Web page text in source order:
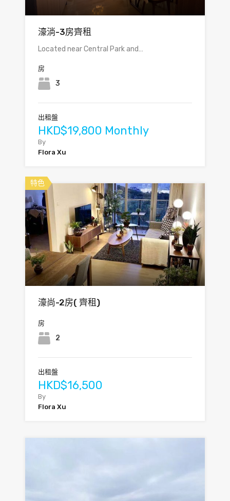
濠淌-3房齊租
Located near Central Park and…
房
3
出租盤
HKD$19,800 Monthly
By
Flora Xu
特色
濠尚-2房( 齊租)
房
2
出租盤
HKD$16,500
By
Flora Xu